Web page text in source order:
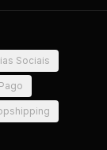
Sociais